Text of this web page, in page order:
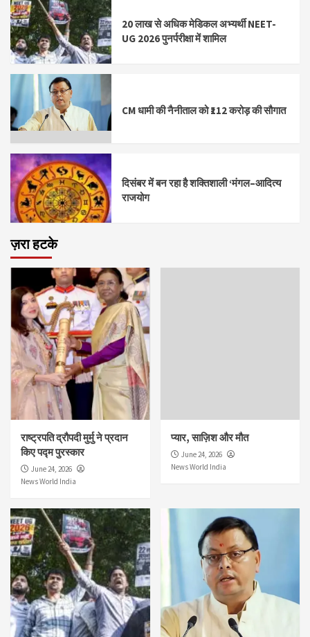
20 लाख से अधिक मेडिकल अभ्यर्थी NEET-
UG 2026 पुनर्परीक्षा में शामिल
CM धामी की नैनीताल को ₹112 करोड़ की सौगात
दिसंबर में बन रहा है शक्तिशाली ‘मंगल–आदित्य
राजयोग
ज़रा हटके
राष्ट्रपति द्रौपदी मुर्मु ने प्रदान
किए पद्म पुरस्कार
June 24, 2026
News World India
प्यार, साज़िश और मौत
June 24, 2026
News World India